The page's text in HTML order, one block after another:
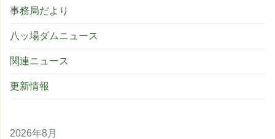
事務局だより
八ッ場ダムニュース
関連ニュース
更新情報
2026年8月